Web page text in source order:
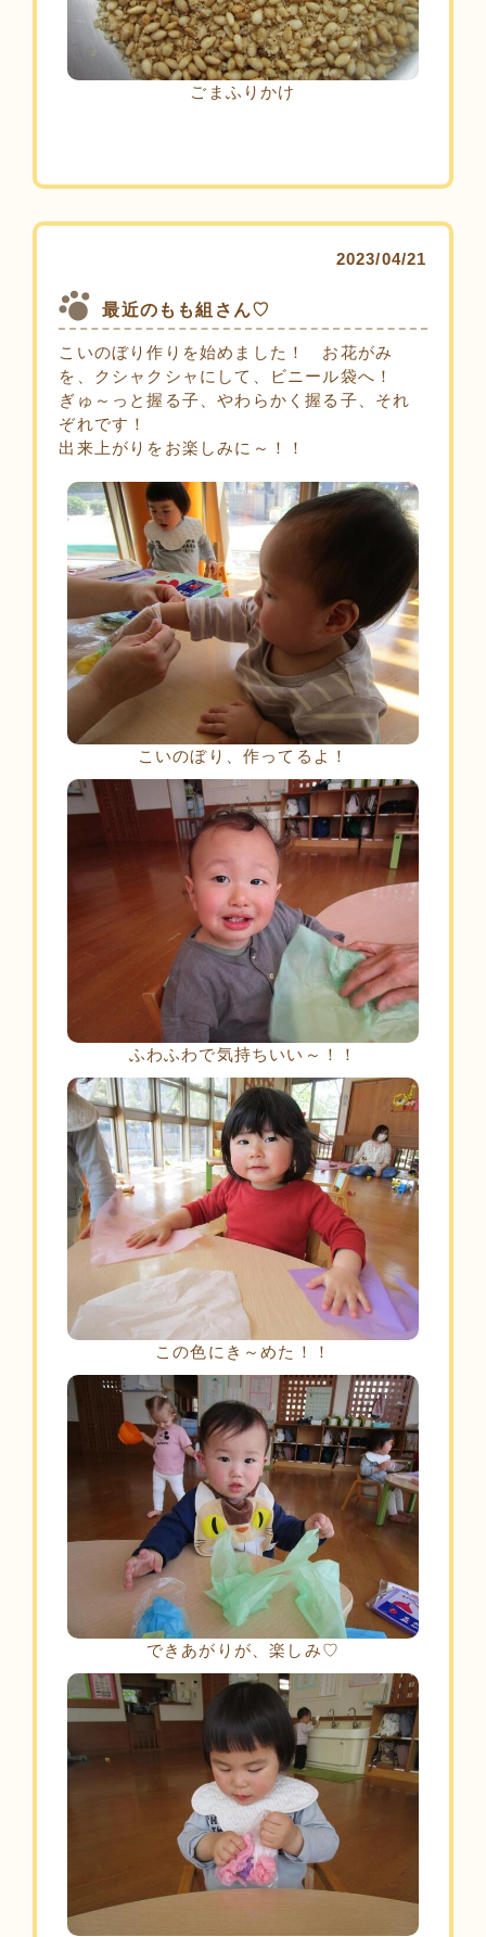
ごまふりかけ
2023/04/21
最近のもも組さん♡
こいのぼり作りを始めました！ お花がみ
を、クシャクシャにして、ビニール袋へ！
ぎゅ～っと握る子、やわらかく握る子、それ
ぞれです！
出来上がりをお楽しみに～！！
こいのぼり、作ってるよ！
ふわふわで気持ちいい～！！
この色にき～めた！！
できあがりが、楽しみ♡